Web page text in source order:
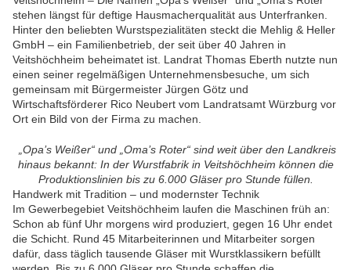
stehen längst für deftige Hausmacherqualität aus Unterfranken.
Hinter den beliebten Wurstspezialitäten steckt die Mehlig & Heller
GmbH – ein Familienbetrieb, der seit über 40 Jahren in
Veitshöchheim beheimatet ist. Landrat Thomas Eberth nutzte nun
einen seiner regelmäßigen Unternehmensbesuche, um sich
gemeinsam mit Bürgermeister Jürgen Götz und
Wirtschaftsförderer Rico Neubert vom Landratsamt Würzburg vor
Ort ein Bild von der Firma zu machen.
„Opa’s Weißer“ und „Oma’s Roter“ sind weit über den Landkreis
hinaus bekannt: In der Wurstfabrik in Veitshöchheim können die
Produktionslinien bis zu 6.000 Gläser pro Stunde füllen.
Handwerk mit Tradition – und modernster Technik
Im Gewerbegebiet Veitshöchheim laufen die Maschinen früh an:
Schon ab fünf Uhr morgens wird produziert, gegen 16 Uhr endet
die Schicht. Rund 45 Mitarbeiterinnen und Mitarbeiter sorgen
dafür, dass täglich tausende Gläser mit Wurstklassikern befüllt